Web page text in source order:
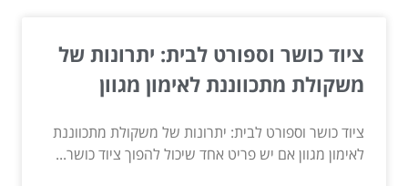
ציוד כושר וספורט לבית: יתרונות של
משקולת מתכווננת לאימון מגוון
ציוד כושר וספורט לבית: יתרונות של משקולת מתכווננת
לאימון מגוון אם יש פריט אחד שיכול להפוך ציוד כושר...